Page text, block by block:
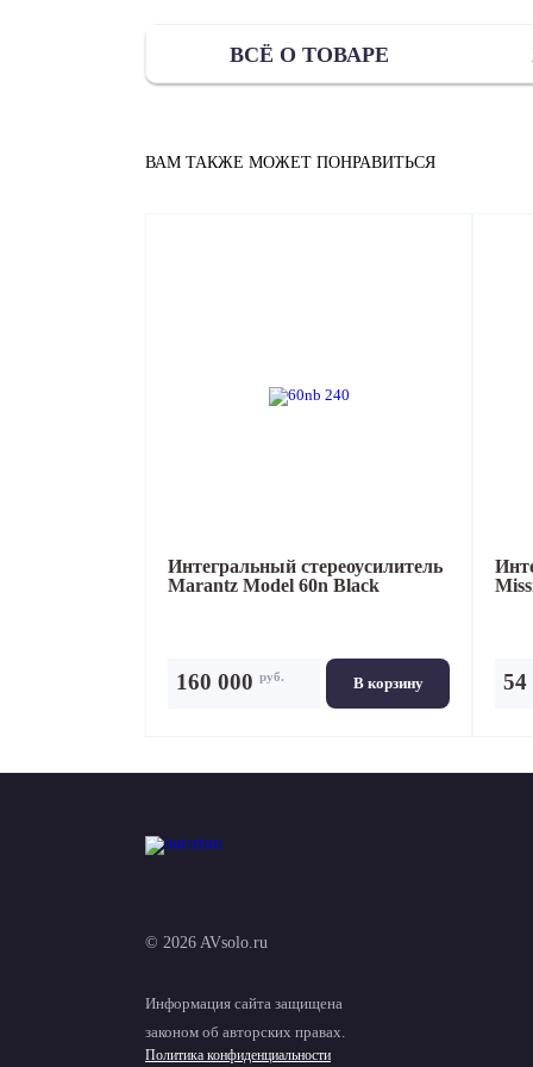
ВСЁ О ТОВАРЕ
ВАМ ТАКЖЕ МОЖЕТ ПОНРАВИТЬСЯ
Интегральный стереоусилитель
Marantz Model 60n Black
В корзину
160 000 руб. 54
© 2026 AVsolo.ru
Информация сайта защищена
законом об авторских правах.
Политика конфиденциальности